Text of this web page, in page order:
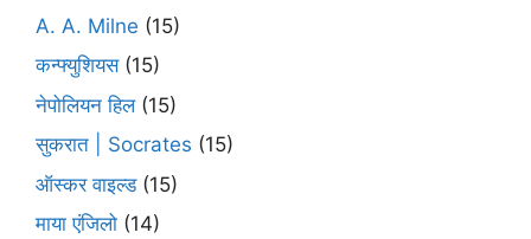
A. A. Milne (15)
कन्फ्युशियस(15)
नेपोलियन हिल(15)
सुकरात | Socrates (15)
ऑस्कर वाइल्ड(15)
माया एंजिलो (14)